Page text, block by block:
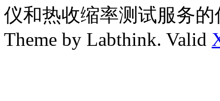
仪和热收缩率测试服务
Theme by Labthink. Valid